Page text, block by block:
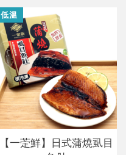
低溫
【一萣鮮】日式蒲燒虱目